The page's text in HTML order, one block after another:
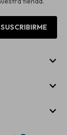
SUSCRIBIRME